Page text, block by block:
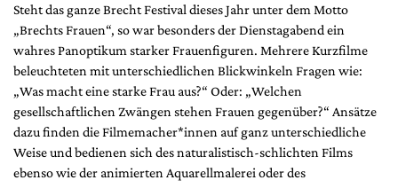
Podcast
Service
Shop / Abo
Newsletter
Redaktion
Autor:innen
Steht das ganze Brecht Festival dieses Jahr unter dem Motto
„Brechts Frauen“, so war besonders der Dienstagabend ein
wahres Panoptikum starker Frauenfiguren. Mehrere Kurzfilme
beleuchteten mit unterschiedlichen Blickwinkeln Fragen wie:
„Was macht eine starke Frau aus?“ Oder: „Welchen
gesellschaftlichen Zwängen stehen Frauen gegenüber?“ Ansätze
dazu finden die Filmemacher*innen auf ganz unterschiedliche
Weise und bedienen sich des naturalistisch-schlichten Films
ebenso wie der animierten Aquarellmalerei oder des